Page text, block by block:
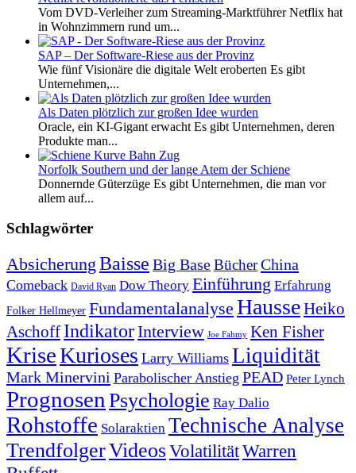
Vom DVD-Verleiher zum Streaming-Marktführer Netflix hat
in Wohnzimmern rund um...
SAP – Der Software-Riese aus der Provinz
Wie fünf Visionäre die digitale Welt eroberten Es gibt
Unternehmen,...
Als Daten plötzlich zur großen Idee wurden
Oracle, ein KI-Gigant erwacht Es gibt Unternehmen, deren
Produkte man...
Norfolk Southern und der lange Atem der Schiene
Donnernde Güterzüge Es gibt Unternehmen, die man vor
allem auf...
Schlagwörter
Absicherung Baisse Big BaseBücherChina
Comeback David Ryan Dow Theory Einführung Erfahrung
Folker Hellmeyer Fundamentalanalyse HausseHeiko
Aschoff IndikatorInterview Joe Fahmy Ken Fisher
KriseKurioses Larry Williams Liquidität
Mark Minervini Parabolischer Anstieg PEAD Peter Lynch
Prognosen Psychologie Ray Dalio
Rohstoffe Solaraktien Technische Analyse
TrendfolgerVideosVolatilitätWarren